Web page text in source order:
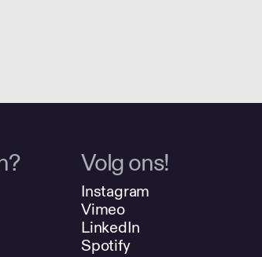
Volg ons!
Instagram
Vimeo
LinkedIn
Spotify